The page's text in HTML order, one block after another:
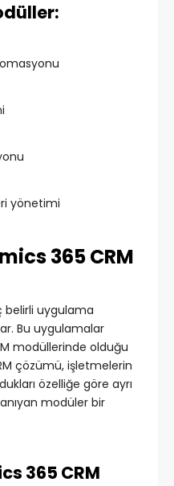
yönetimi
365 CRM
belirli uygulama
Bu uygulamalar
modüllerinde olduğu
çözümü, işletmelerin
özelliğe göre ayrı
modüler bir
365 CRM